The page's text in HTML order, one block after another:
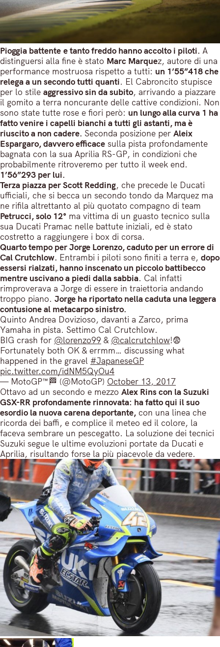
Pioggia battente e tanto freddo hanno accolto i piloti. A
distinguersi alla fine è stato Marc Marquez, autore di una
performance mostruosa rispetto a tutti: un 1’55”418 che
relega a un secondo tutti quanti. El Cabroncito stupisce
per lo stile aggressivo sin da subito, arrivando a piazzare
il gomito a terra noncurante delle cattive condizioni. Non
sono state tutte rose e fiori però: un lungo alla curva 1 ha
fatto venire i capelli bianchi a tutti gli astanti, ma è
riuscito a non cadere. Seconda posizione per Aleix
Espargaro, davvero efficace sulla pista profondamente
bagnata con la sua Aprilia RS-GP, in condizioni che
probabilmente ritroveremo per tutto il week end.
1’56”293 per lui.
Terza piazza per Scott Redding, che precede le Ducati
ufficiali, che si becca un secondo tondo da Marquez ma
ne rifila altrettanto al più quotato compagno di team
Petrucci, solo 12° ma vittima di un guasto tecnico sulla
sua Ducati Pramac nelle battute iniziali, ed è stato
costretto a raggiungere i box di corsa.
Quarto tempo per Jorge Lorenzo, caduto per un errore di
Cal Crutchlow. Entrambi i piloti sono finiti a terra e, dopo
essersi rialzati, hanno inscenato un piccolo battibecco
mentre uscivano a piedi dalla sabbia. Cal infatti
rimproverava a Jorge di essere in traiettoria andando
troppo piano. Jorge ha riportato nella caduta una leggera
contusione al metacarpo sinistro.
Quinto Andrea Dovizioso, davanti a Zarco, prima
Yamaha in pista. Settimo Cal Crutchlow.
BIG crash for @lorenzo99 & @calcrutchlow!😨
Fortunately both OK & errmm… discussing what
happened in the gravel #JapaneseGP
pic.twitter.com/idNM5QyOu4
— MotoGP™🏁 (@MotoGP) October 13, 2017
Ottavo ad un secondo e mezzo Alex Rins con la Suzuki
GSX-RR profondamente rinnovata: ha fatto qui il suo
esordio la nuova carena deportante, con una linea che
ricorda dei baffi, e complice il meteo ed il colore, la
faceva sembrare un pescegatto. La soluzione dei tecnici
Suzuki segue le ultime evoluzioni portate da Ducati e
Aprilia, risultando forse la più piacevole da vedere.